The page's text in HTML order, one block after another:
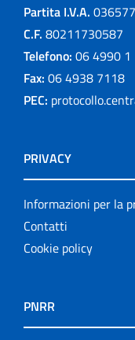
Partita I.V.A.
C.F. 80211730587
Telefono: 06 4990 1
Fax: 06 4938 7118
PEC:
PRIVACY
Informazioni per la
Contatti
Cookie policy
PNRR